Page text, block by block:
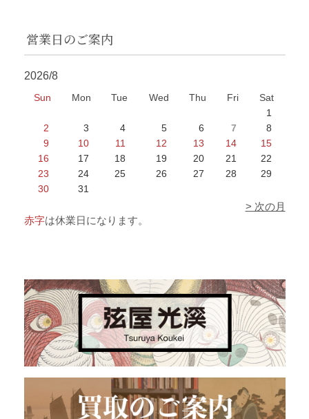
営業日のご案内
2026/8
Sun Mon Tue Wed Thu Fri
Sat
1
2
3 4 5 6 7
8
9
10 11 12 13 14
15
16
17 18 19 20 21
22
23
24 25 26 27 28
29
30
31
> 次の月
赤字は休業日になります。